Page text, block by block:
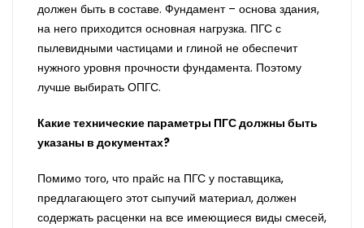
должен быть в составе. Фундамент – основа здания,
на него приходится основная нагрузка. ПГС с
пылевидными частицами и глиной не обеспечит
нужного уровня прочности фундамента. Поэтому
лучше выбирать ОПГС.
Какие технические параметры ПГС должны быть
указаны в документах?
Помимо того, что прайс на ПГС у поставщика,
предлагающего этот сыпучий материал, должен
содержать расценки на все имеющиеся виды смесей,